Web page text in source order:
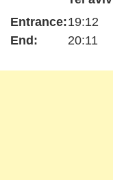
Entrance:
End:
19:12
20:11